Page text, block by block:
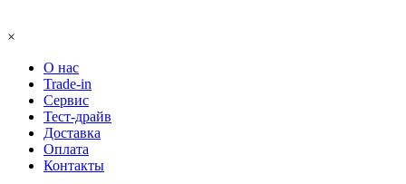
×
О нас
Trade-in
Сервис
Тест-драйв
Доставка
Оплата
Контакты